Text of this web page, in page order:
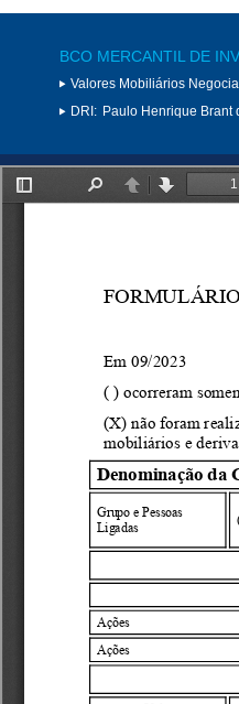
BCO MERCANTIL DE
Valores Mobiliários
DRI: Paulo Henrique Brant